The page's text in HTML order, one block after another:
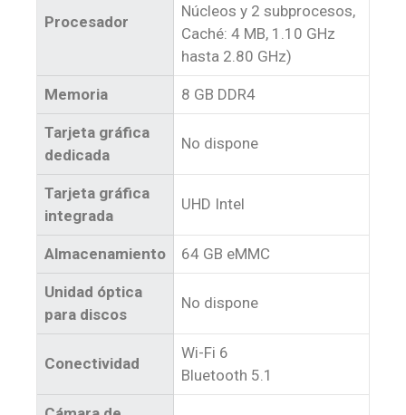
Procesador
Núcleos y 2 subprocesos,
Caché: 4 MB, 1.10 GHz
hasta 2.80 GHz)
Memoria 8 GB DDR4
Tarjeta gráfica
dedicada
No dispone
Tarjeta gráfica
integrada
UHD Intel
Almacenamiento 64 GB eMMC
Unidad óptica
para discos
No dispone
Conectividad
Wi-Fi 6
Bluetooth 5.1